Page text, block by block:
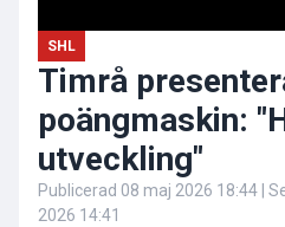
SHL
Timrå
poängmaskin:
utveckling"
Publicerad 08 maj 2026 18:44 |
2026 14:41